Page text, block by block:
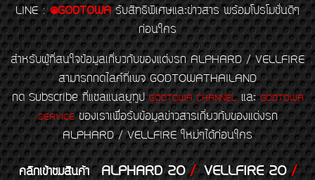
LINE : @GODTOWA รับสิทธิพิเศษและข่าวสาร พร้อมโปรโมชั่นดีๆ
ก่อนใคร
สำหรับผู้ที่สนใจข้อมูลเกี่ยวกับของแต่งรถ ALPHARD / VELLFIRE
สามารถกดไลค์ที่เพจ GODTOWATHAILAND
กด Subscribe ที่แชลแนลยูทูป GODTOWA CHANNELและGODTOWA
SERVICEของเราเพื่อรับข้อมูลข่าวสารเกี่ยวกับของแต่งรถ
ALPHARD / VELLFIRE ใหม่ๆได้ก่อนใคร
คลิกเข้าชมสินค้า ALPHARD 20/VELLFIRE 20/